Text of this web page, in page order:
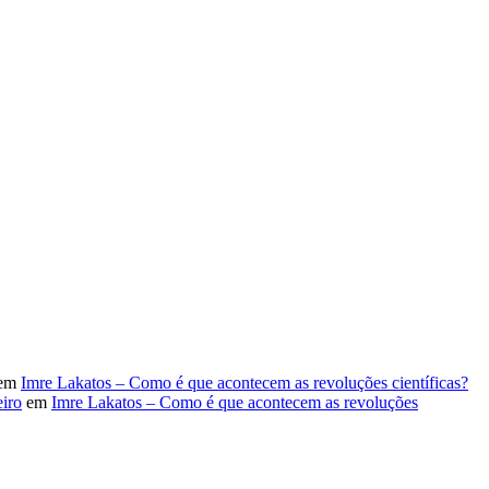
Imre Lakatos – Como é que acontecem as revoluções científicas?
em Imre Lakatos – Como é que acontecem as revoluções